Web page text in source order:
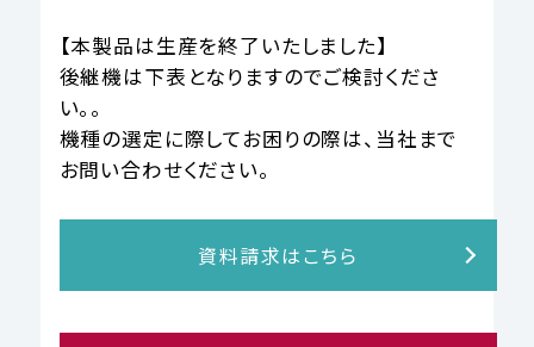
【本製品は生産を終了いたしました】
後継機は下表となりますのでご検討くださ
い。。
機種の選定に際してお困りの際は、当社まで
お問い合わせください。
資料請求はこちら